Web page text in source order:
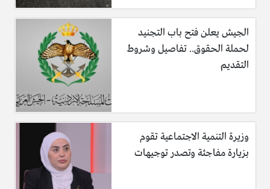
الجيش يعلن فتح باب التجنيد
لحملة الحقوق.. تفاصيل وشروط
التقديم
وزيرة التنمية الاجتماعية تقوم
بزيارة مفاجئة وتصدر توجيهات